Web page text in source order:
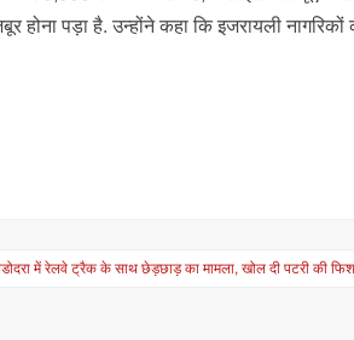
पड़ा है. उन्होंने कहा​ कि इजरायली नागरिकों
में रेलवे ट्रैक के साथ छेड़छाड़ का मामला, खोल दी पटरी की